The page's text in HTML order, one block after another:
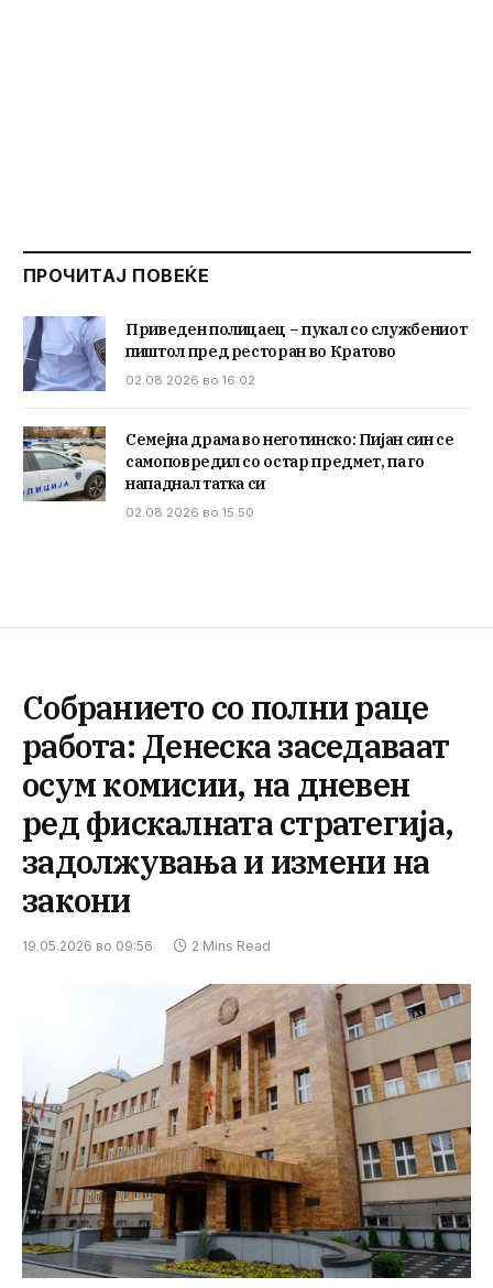
ПРОЧИТАЈ ПОВЕЌЕ
Приведен полицаец – пукал со службениот
пиштол пред ресторан во Кратово
02.08.2026 во 16:02
Семејна драма во неготинско: Пијан син се
самоповредил со остар предмет, па го
нападнал татка си
02.08.2026 во 15:50
Собранието со полни раце
работа: Денеска заседаваат
осум комисии, на дневен
ред фискалната стратегија,
задолжувања и измени на
закони
19.05.2026 во 09:56 2 Mins Read